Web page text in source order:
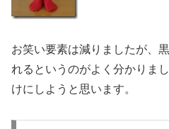
お笑い要素は減りましたが、
れるというのがよく分かりま
けにしようと思います。